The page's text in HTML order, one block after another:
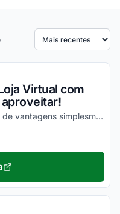
Ordenar por
Virtual com
Não fique de fora dessa e usufrua de vantagens simplesmente incríveis!